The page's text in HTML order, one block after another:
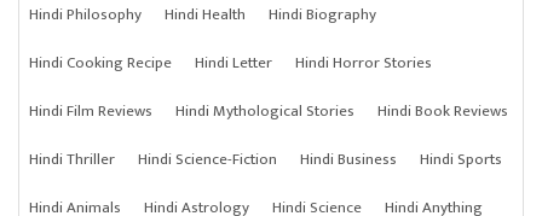
Hindi Philosophy
Hindi Health
Hindi Biography
Hindi Cooking Recipe
Hindi Letter
Hindi Horror Stories
Hindi Film Reviews
Hindi Mythological Stories
Hindi Book Reviews
Hindi Thriller
Hindi Science-Fiction Hindi Business
Hindi Sports
Hindi Animals
Hindi Astrology Hindi Science Hindi Anything